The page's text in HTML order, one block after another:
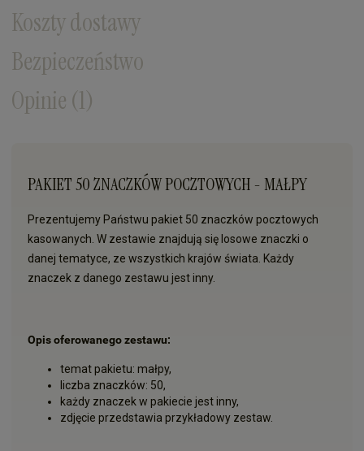
Koszty dostawy
Bezpieczeństwo
Opinie (1)
PAKIET 50 ZNACZKÓW POCZTOWYCH - MAŁPY
Prezentujemy Państwu pakiet 50 znaczków pocztowych
kasowanych. W zestawie znajdują się losowe znaczki o
danej tematyce, ze wszystkich krajów świata. Każdy
znaczek z danego zestawu jest inny.
Opis oferowanego zestawu:
temat pakietu: małpy,
liczba znaczków: 50,
każdy znaczek w pakiecie jest inny,
zdjęcie przedstawia przykładowy zestaw.